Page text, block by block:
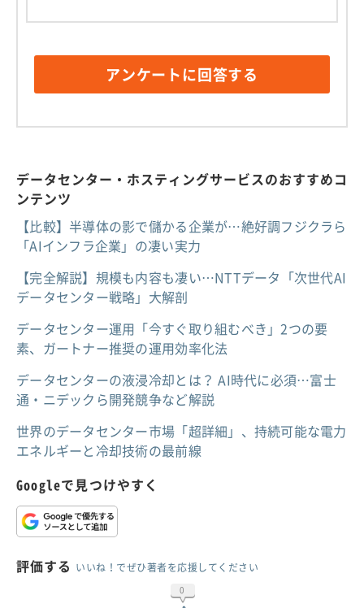
データセンター・ホスティングサービスのおすすめコ
ンテンツ
【比較】半導体の影で儲かる企業が…絶好調フジクラら
「AIインフラ企業」の凄い実力
【完全解説】規模も内容も凄い…NTTデータ「次世代AI
データセンター戦略」大解剖
データセンター運用「今すぐ取り組むべき」2つの要
素、ガートナー推奨の運用効率化法
データセンターの液浸冷却とは？ AI時代に必須…富士
通・ニデックら開発競争など解説
世界のデータセンター市場「超詳細」、持続可能な電力
エネルギーと冷却技術の最前線
Googleで見つけやすく
評価する いいね！でぜひ著者を応援してください
0